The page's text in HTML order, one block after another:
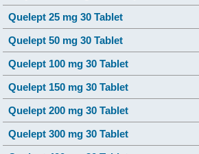
Quelept 25 mg 30 Tablet
Quelept 50 mg 30 Tablet
Quelept 100 mg 30 Tablet
Quelept 150 mg 30 Tablet
Quelept 200 mg 30 Tablet
Quelept 300 mg 30 Tablet